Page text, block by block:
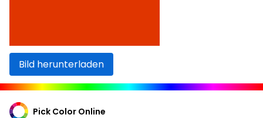
Bild herunterladen
Pick Color Online